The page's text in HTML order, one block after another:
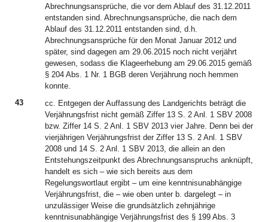
Abrechnungsansprüche, die vor dem Ablauf des 31.12.2011
entstanden sind. Abrechnungsansprüche, die nach dem
Ablauf des 31.12.2011 entstanden sind, d.h.
Abrechnungsansprüche für den Monat Januar 2012 und
später, sind dagegen am 29.06.2015 noch nicht verjährt
gewesen, sodass die Klageerhebung am 29.06.2015 gemäß
§ 204 Abs. 1 Nr. 1 BGB deren Verjährung noch hemmen
konnte.
43
cc. Entgegen der Auffassung des Landgerichts beträgt die
Verjährungsfrist nicht gemäß Ziffer 13 S. 2 Anl. 1 SBV 2008
bzw. Ziffer 14 S. 2 Anl. 1 SBV 2013 vier Jahre. Denn bei der
vierjährigen Verjährungsfrist der Ziffer 13 S. 2 Anl. 1 SBV
2008 und 14 S. 2 Anl. 1 SBV 2013, die allein an den
Entstehungszeitpunkt des Abrechnungsanspruchs anknüpft,
handelt es sich – wie sich bereits aus dem
Regelungswortlaut ergibt – um eine kenntnisunabhängige
Verjährungsfrist, die – wie oben unter b. dargelegt – in
unzulässiger Weise die grundsätzlich zehnjährige
kenntnisunabhängige Verjährungsfrist des § 199 Abs. 3